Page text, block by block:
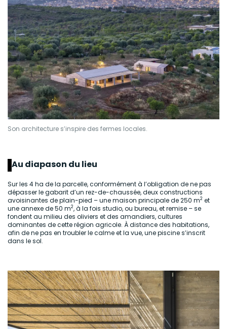
Son architecture s’inspire des fermes locales.
Au diapason du lieu
Sur les 4 ha de la parcelle, conformément à l’obligation de ne pas
dépasser le gabarit d’un rez-de-chaussée, deux constructions
avoisinantes de plain-pied – une maison principale de 250 m2 et
une annexe de 50 m2, à la fois studio, ou bureau, et remise – se
fondent au milieu des oliviers et des amandiers, cultures
dominantes de cette région agricole. À distance des habitations,
afin de ne pas en troubler le calme et la vue, une piscine s’inscrit
dans le sol.